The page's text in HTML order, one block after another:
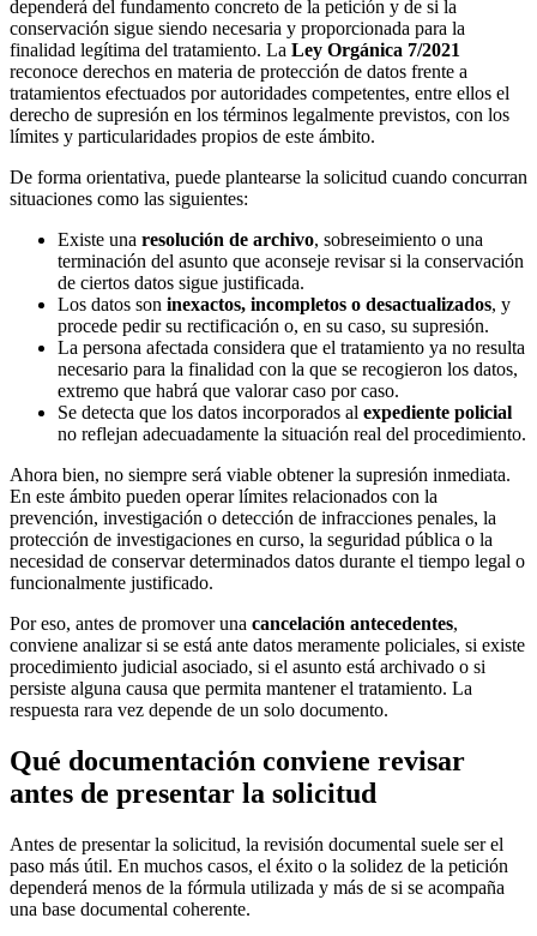
dependerá del fundamento concreto de la petición y de si la
conservación sigue siendo necesaria y proporcionada para la
finalidad legítima del tratamiento. La Ley Orgánica 7/2021
reconoce derechos en materia de protección de datos frente a
tratamientos efectuados por autoridades competentes, entre ellos el
derecho de supresión en los términos legalmente previstos, con los
límites y particularidades propios de este ámbito.
De forma orientativa, puede plantearse la solicitud cuando concurran
situaciones como las siguientes:
Existe una resolución de archivo, sobreseimiento o una
terminación del asunto que aconseje revisar si la conservación
de ciertos datos sigue justificada.
Los datos son inexactos, incompletos o desactualizados, y
procede pedir su rectificación o, en su caso, su supresión.
La persona afectada considera que el tratamiento ya no resulta
necesario para la finalidad con la que se recogieron los datos,
extremo que habrá que valorar caso por caso.
Se detecta que los datos incorporados al expediente policial
no reflejan adecuadamente la situación real del procedimiento.
Ahora bien, no siempre será viable obtener la supresión inmediata.
En este ámbito pueden operar límites relacionados con la
prevención, investigación o detección de infracciones penales, la
protección de investigaciones en curso, la seguridad pública o la
necesidad de conservar determinados datos durante el tiempo legal o
funcionalmente justificado.
Por eso, antes de promover una cancelación antecedentes,
conviene analizar si se está ante datos meramente policiales, si existe
procedimiento judicial asociado, si el asunto está archivado o si
persiste alguna causa que permita mantener el tratamiento. La
respuesta rara vez depende de un solo documento.
Qué documentación conviene revisar
antes de presentar la solicitud
Antes de presentar la solicitud, la revisión documental suele ser el
paso más útil. En muchos casos, el éxito o la solidez de la petición
dependerá menos de la fórmula utilizada y más de si se acompaña
una base documental coherente.